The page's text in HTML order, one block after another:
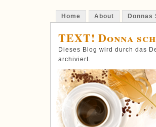
Home About
TEXT! Donna
Dieses Blog wird durch das
archiviert.